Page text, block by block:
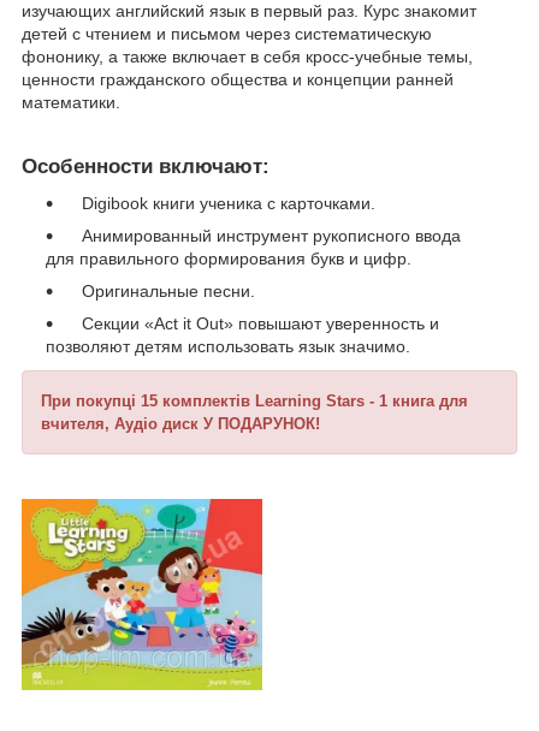
изучающих английский язык в первый раз. Курс знакомит
детей с чтением и письмом через систематическую
фононику, а также включает в себя кросс-учебные темы,
ценности гражданского общества и концепции ранней
математики.
Особенности включают:
Digibook книги ученика с карточками.
Анимированный инструмент рукописного ввода
для правильного формирования букв и цифр.
Оригинальные песни.
Секции «Act it Out» повышают уверенность и
позволяют детям использовать язык значимо.
При покупці 15 комплектів Learning Stars - 1 книга для
вчителя, Аудіо диск У ПОДАРУНОК!